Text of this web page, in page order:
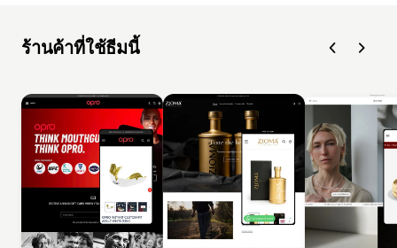
ร้านค้าที่ใช้ธีมนี้